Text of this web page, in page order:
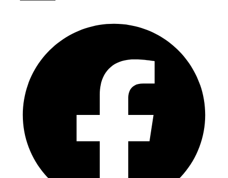
de